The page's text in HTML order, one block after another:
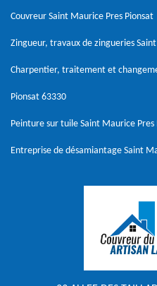
Couvreur Saint Maurice Pres Pionsat
Zingueur, travaux de zingueries
Charpentier, traitement et
Pionsat 63330
Peinture sur tuile Saint Maurice Pres
Entreprise de désamiantage Saint